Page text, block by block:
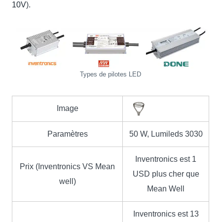
10V).
Types de pilotes LED
Image
Paramètres 50 W, Lumileds 3030
Prix ​​(Inventronics VS Mean
well)
Inventronics est 1
USD plus cher que
Mean Well
Inventronics est 13